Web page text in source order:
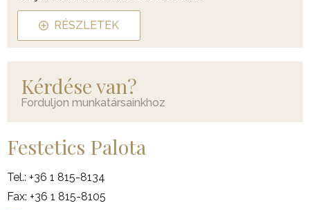
RÉSZLETEK
Kérdése van?
Forduljon munkatársainkhoz
Festetics Palota
Tel.: +36 1 815-8134
Fax: +36 1 815-8105